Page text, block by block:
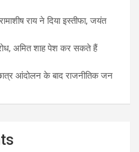
राय ने दिया इस्तीफा, जयंत
अमित शाह पेश कर सकते हैं
आंदोलन के बाद राजनीतिक जन